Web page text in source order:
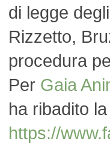
di legge
Rizzetto,
procedura
Per Gaia
ha ribadito
https://